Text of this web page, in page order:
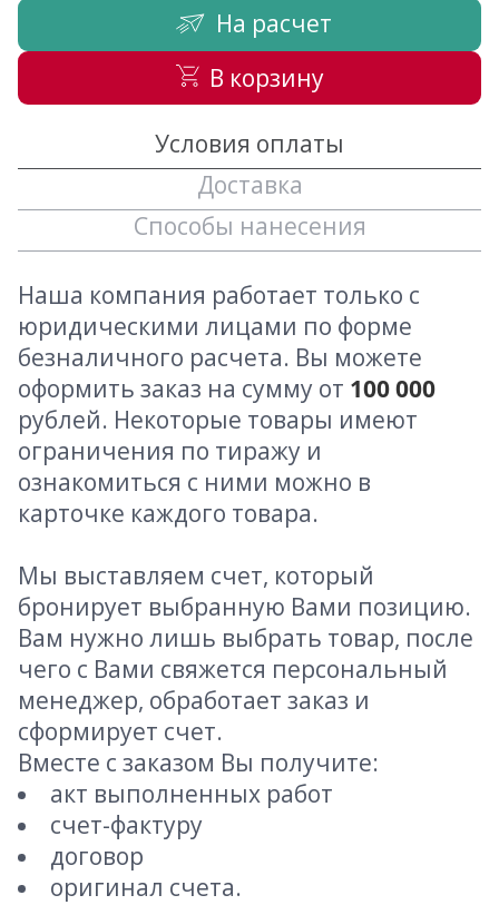
На расчет
В корзину
Условия оплаты
Доставка
Способы нанесения
Наша компания работает только с
юридическими лицами по форме
безналичного расчета. Вы можете
оформить заказ на сумму от 100 000
рублей. Некоторые товары имеют
ограничения по тиражу и
ознакомиться с ними можно в
карточке каждого товара.
Мы выставляем счет, который
бронирует выбранную Вами позицию.
Вам нужно лишь выбрать товар, после
чего с Вами свяжется персональный
менеджер, обработает заказ и
сформирует счет.
Вместе с заказом Вы получите:
акт выполненных работ
счет-фактуру
договор
оригинал счета.